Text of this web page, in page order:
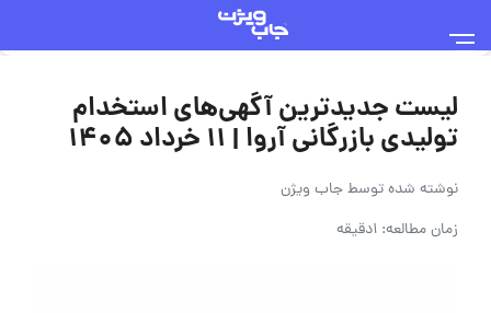
لیست جدیدترین آگهی‌های استخدام
تولیدی بازرگانی آروا | ۱۱ خرداد ۱۴۰۵
نوشته شده توسطجاب ویژن
زمان مطالعه: 1دقیقه